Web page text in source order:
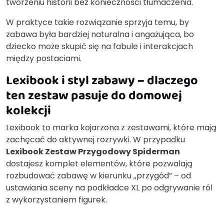
W praktyce takie rozwiązanie sprzyja temu, by
zabawa była bardziej naturalna i angażująca, bo
dziecko może skupić się na fabule i interakcjach
między postaciami.
Lexibook i styl zabawy – dlaczego
ten zestaw pasuje do domowej
kolekcji
Lexibook to marka kojarzona z zestawami, które mają
zachęcać do aktywnej rozrywki. W przypadku
Lexibook Zestaw Przygodowy Spiderman
dostajesz komplet elementów, które pozwalają
rozbudować zabawę w kierunku „przygód” – od
ustawiania sceny na podkładce XL po odgrywanie ról
z wykorzystaniem figurek.